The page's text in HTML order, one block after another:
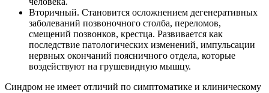
Вторичный. Становится осложнением дегенеративных
заболеваний позвоночного столба, переломов,
смещений позвонков, крестца. Развивается как
последствие патологических изменений, импульсации
нервных окончаний поясничного отдела, которые
воздействуют на грушевидную мышцу.
Синдром не имеет отличий по симптоматике и клиническому